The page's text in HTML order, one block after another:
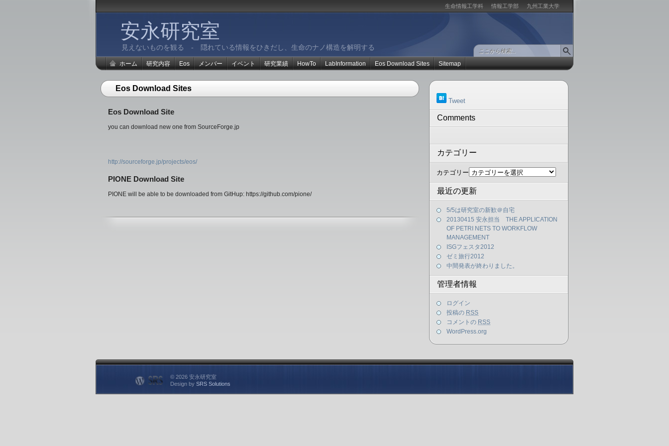
生命情報工学科 情報工学部 九州工業大学
安永研究室
見えないものを観る - 隠れている情報をひきだし、生命のナノ構造を解明する
ホーム 研究内容 Eos メンバー イベント 研究業績 HowTo LabInformation Eos Download Sites Sitemap
Tweet
Comments
カテゴリー
カテゴリー
最近の更新
5/5は研究室の新歓＠自宅
20130415 安永担当 THE APPLICATION
OF PETRI NETS TO WORKFLOW
MANAGEMENT
ISGフェスタ2012
ゼミ旅行2012
中間発表が終わりました。
管理者情報
ログイン
投稿の RSS
コメントの RSS
WordPress.org
Eos Download Sites
Eos Download Site
you can download new one from SourceForge.jp
http://sourceforge.jp/projects/eos/
PIONE Download Site
PIONE will be able to be downloaded from GitHup: https://github.com/pione/
© 2026 安永研究室
Design by SRS Solutions